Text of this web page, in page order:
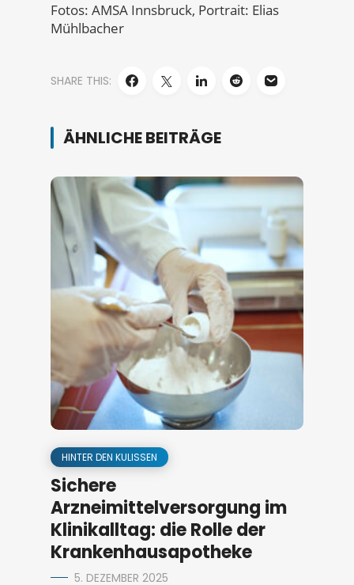
Fotos: AMSA Innsbruck, Portrait: Elias
Mühlbacher
SHARE THIS:
ÄHNLICHE BEITRÄGE
HINTER DEN KULISSEN
Sichere
Arzneimittelversorgung im
Klinikalltag: die Rolle der
Krankenhausapotheke
5. DEZEMBER 2025